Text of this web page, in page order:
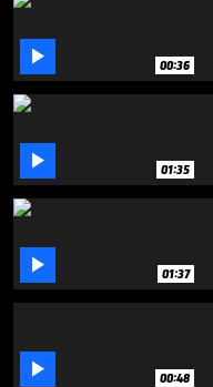
1
seconds
 00:36
 01:35
 01:37
 00:48